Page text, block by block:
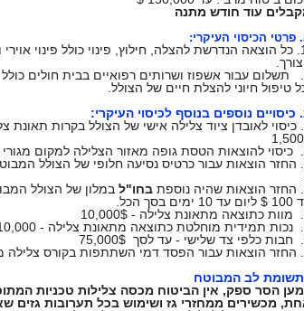
עוד חודש מתנה
פרטי הכיסוי העיקרי:
1. כל הוצאה הנדרשת להצלה, חילוץ, פינוי כולל פינוי
2. תשלום עבור אשפוז ושרותים רפואיים בבית חולים
טיפול חיוני להצלת חיים של הצולל.
כיסויים נוספים בנוסף לכיסוי העיקרי:
1. כיסוי לאובדן ציוד צלילה אישי של הצולל בקרות
בחו"ל במלון של הצולל
בסך הכל.
לב המבוטח
הסר ספק, אין הביטוח מכסה צלילות טכניות
מכשירים ממחזרי גז ושימוש בכל תערובות גזים